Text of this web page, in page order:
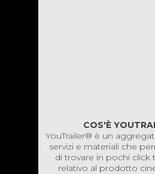
COS'È
YouTrailer® è un
servizi e materiali che
di trovare in pochi click
relativo al prodotto